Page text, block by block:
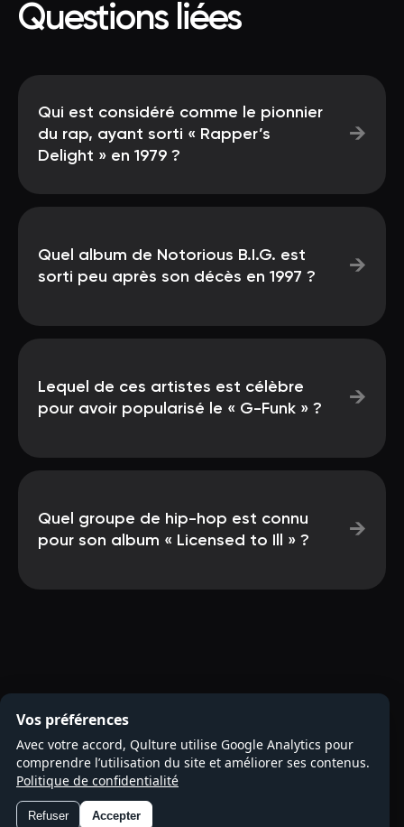
Questions liées
Qui est considéré comme le pionnier
du rap, ayant sorti « Rapper’s
Delight » en 1979 ?
→
Quel album de Notorious B.I.G. est
sorti peu après son décès en 1997 ?
→
Lequel de ces artistes est célèbre
pour avoir popularisé le « G-Funk » ?
→
Quel groupe de hip-hop est connu
pour son album « Licensed to Ill » ?
→
Vos préférences
Avec votre accord, Qulture utilise Google Analytics pour
comprendre l’utilisation du site et améliorer ses contenus.
Politique de confidentialité
Refuser Accepter